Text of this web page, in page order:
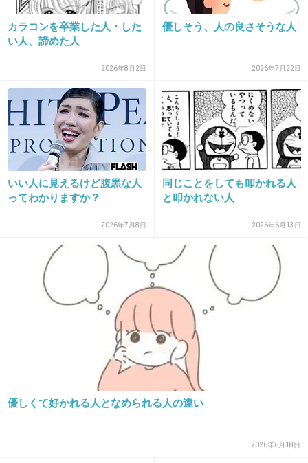
+90 -72
2015/10/31(土) 16:40:20
切れ目なら一重でもいいけど
普通の一重なら ただ目が小さい人だから嫌だな
+277 -11
25. 匿名2015/10/31(土) 16:41:06
そんなわけねーよ
+110 -22
2015/10/31(土) 16:41:16
でも奥二重っていうのも中途半端だなと思う。
雑誌とかだとメイク法が載ってません…
カラコンを卒業した人・した
い人、諦めた人
2026年8月2日
優しそう、人の良さそうな人
2026年7月22日
いい人に見えるけど腹黒な人
ってわかりますか？
2026年7月8日
同じことをしても叩かれる人
と叩かれない人
2026年6月13日
優しくて好かれる人となめられる人の違い
2026年6月18日